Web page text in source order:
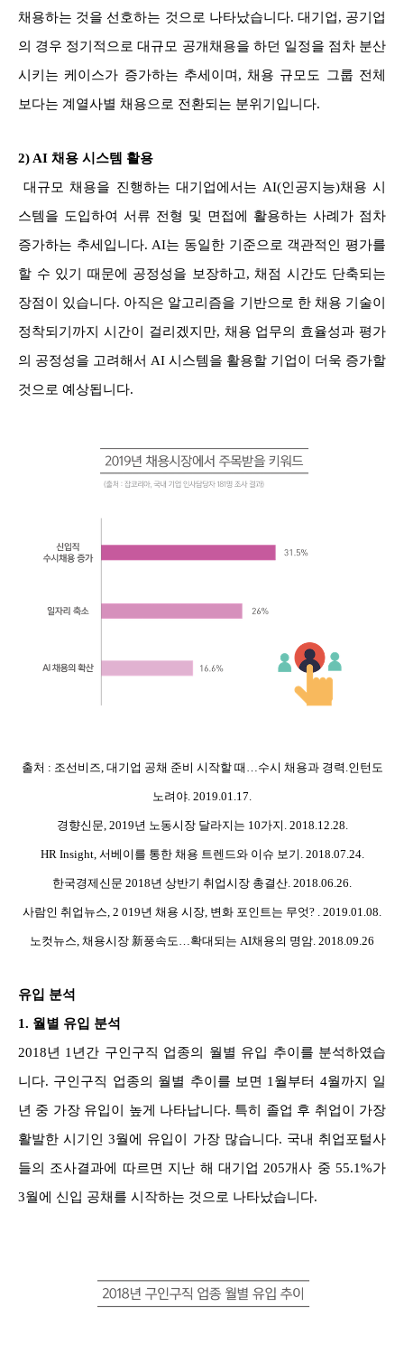
채용하는 것을 선호하는 것으로 나타났습니다. 대기업, 공기업
의 경우 정기적으로 대규모 공개채용을 하던 일정을 점차 분산
시키는 케이스가 증가하는 추세이며, 채용 규모도 그룹 전체
보다는 계열사별 채용으로 전환되는 분위기입니다.
2) AI 채용 시스템 활용
대규모 채용을 진행하는 대기업에서는 AI(인공지능)채용 시
스템을 도입하여 서류 전형 및 면접에 활용하는 사례가 점차
증가하는 추세입니다. AI는 동일한 기준으로 객관적인 평가를
할 수 있기 때문에 공정성을 보장하고, 채점 시간도 단축되는
장점이 있습니다. 아직은 알고리즘을 기반으로 한 채용 기술이
정착되기까지 시간이 걸리겠지만, 채용 업무의 효율성과 평가
의 공정성을 고려해서 AI 시스템을 활용할 기업이 더욱 증가할
것으로 예상됩니다.
출처 : 조선비즈, 대기업 공채 준비 시작할 때…수시 채용과 경력.인턴도
노려야. 2019.01.17.
경향신문, 2019년 노동시장 달라지는 10가지. 2018.12.28.
HR Insight, 서베이를 통한 채용 트렌드와 이슈 보기. 2018.07.24.
한국경제신문 2018년 상반기 취업시장 총결산. 2018.06.26.
사람인 취업뉴스, 2 019년 채용 시장, 변화 포인트는 무엇? . 2019.01.08.
노컷뉴스, 채용시장 新풍속도…확대되는 AI채용의 명암. 2018.09.26
유입 분석
1. 월별 유입 분석
2018년 1년간 구인구직 업종의 월별 유입 추이를 분석하였습
니다. 구인구직 업종의 월별 추이를 보면 1월부터 4월까지 일
년 중 가장 유입이 높게 나타납니다. 특히 졸업 후 취업이 가장
활발한 시기인 3월에 유입이 가장 많습니다. 국내 취업포털사
들의 조사결과에 따르면 지난 해 대기업 205개사 중 55.1%가
3월에 신입 공채를 시작하는 것으로 나타났습니다.